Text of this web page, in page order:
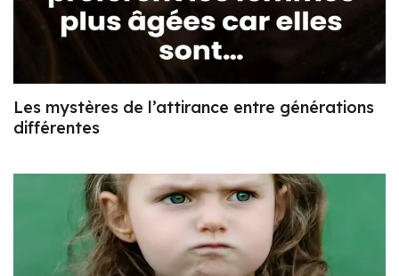
Les mystères de l’attirance entre générations
différentes